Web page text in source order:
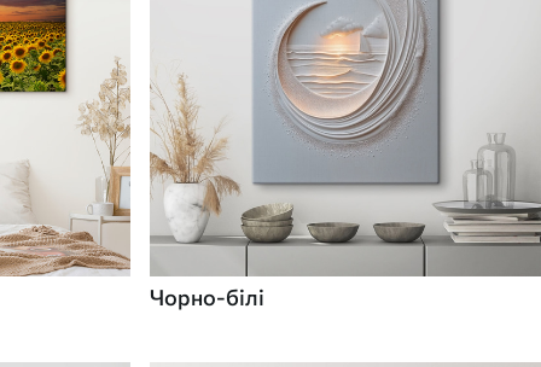
Чорно-білі